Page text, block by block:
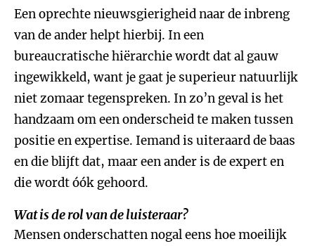
Een oprechte nieuwsgierigheid naar de inbreng
van de ander helpt hierbij. In een
bureaucratische hiërarchie wordt dat al gauw
ingewikkeld, want je gaat je superieur natuurlijk
niet zomaar tegenspreken. In zo’n geval is het
handzaam om een onderscheid te maken tussen
positie en expertise. Iemand is uiteraard de baas
en die blijft dat, maar een ander is de expert en
die wordt óók gehoord.
Wat is de rol van de luisteraar?
Mensen onderschatten nogal eens hoe moeilijk